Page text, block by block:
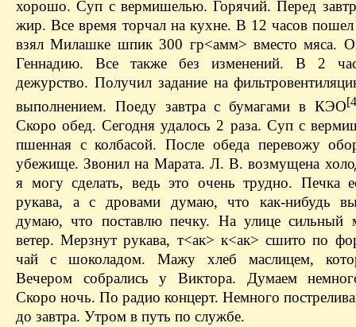
хорошо. Суп с вермишелью. Горячий. Перед
жир. Все время торчал на кухне. В 12 часов
взял Милашке шпик 300 гр<амм> вместо мяса.
Геннадию. Все также без изменений. В 2
дежурство. Получил задание на
выполнением. Поеду завтра с бумагами в КЭО
Скоро обед. Сегодня удалось 2 раза. Суп с
пшенная с колбасой. После обеда перевожу
убежище. Звонил на Марата. Л. В. возмущена
я могу сделать, ведь это очень трудно. Печка
рукава, а с дровами думаю, что как-нибудь
думаю, что поставлю печку. На улице сильный
ветер. Мерзнут рукава, т<ак> к<ак> сшито по
чай с шоколадом. Мажу хлеб маслицем,
Вечером собрались у Виктора. Думаем
Скоро ночь. По радио концерт. Немного
до завтра. Утром в путь по службе.